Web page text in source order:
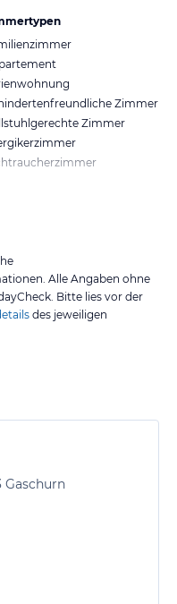
Zimmer
Zimmer
Alle Angaben ohne
Bitte lies vor der
des jeweiligen
Gaschurn